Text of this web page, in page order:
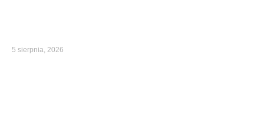
5 sierpnia, 2026